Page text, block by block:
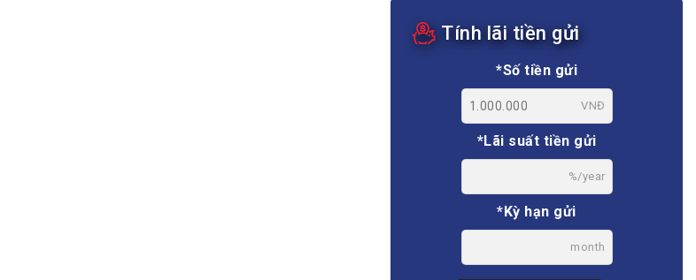
Tính lãi tiền gửi
*Số tiền gửi
VNĐ
*Lãi suất tiền gửi
%/year
*Kỳ hạn gửi
month